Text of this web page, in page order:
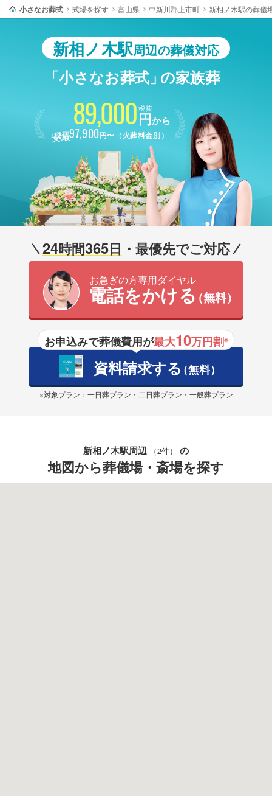
小さなお葬式 式場を探す 富山県 中新川郡上市町 新相ノ木駅の葬儀
新相ノ木駅周辺の葬儀対応
「小さなお葬式」の家族葬
89,000 税抜
円から
税込97,900円〜（火葬料金別）
24時間365日 ・最優先でご対応
お急ぎの方専用ダイヤル
電話をかける（無料）
お申込みで葬儀費用が最大10万円割※
資料請求する（無料）
※対象プラン：一日葬プラン・二日葬プラン・一般葬プラン
新相ノ木駅周辺 （2件） の
地図から葬儀場・斎場を探す